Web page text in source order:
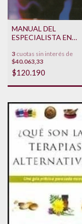
MANUAL DEL
ESPECIALISTA EN
3 cuotas sin interés de
$40.063,33
$120.190